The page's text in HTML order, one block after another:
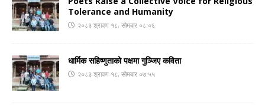
Tolerance and Humanity
२०८३ श्रावण १८, सोमबार ०८:०६
धार्मिक सहिष्णुताको पक्षमा गुञ्जिए कविता
२०८३ श्रावण १८, सोमबार ०७:५५